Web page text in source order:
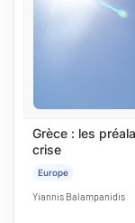
Grèce : les
crise
Europe
Yiannis Balampanidis